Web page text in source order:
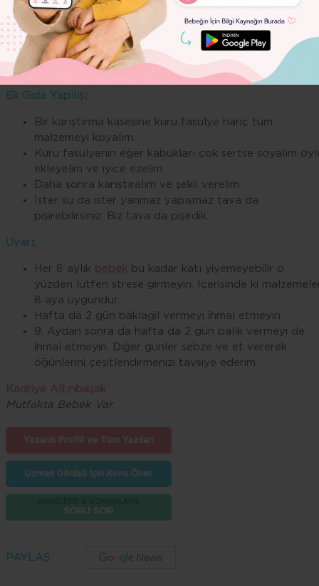
1 avuç kıyma
2 dal maydanoz.
1 çimdik kimyon
1-2 dilim tam buğday ekmeği içi
1 küçük soğan
Ek Gıda Yapılışı;
Bir karıştırma kasesine kuru fasulye hariç tüm
malzemeyi koyalım.
Kuru fasulyenin eğer kabukları çok sertse soyalım
ekleyelim ve iyice ezelim.
Daha sonra karıştıralım ve şekil verelim.
İster su da ister yanmaz yapışmaz tava da
pişirebilirsiniz. Biz tava da pişirdik.
Uyarı;
Her 8 aylık
bu kadar katı yiyemeyebilir o
yüzden lütfen strese girmeyin. İçerisinde ki
8 aya uygundur.
Hafta da 2 gün baklagil vermeyi ihmal etmeyin.
9. Aydan sonra da hafta da 2 gün balık vermeyi de
ihmal etmeyin. Diğer günler sebze ve et vererek
öğünlerini çeşitlendirmenizi tavsiye ederim.
Mutfakta Bebek Var
Uzman Görüşü İçin Konu Öner
SORU SOR
PAYLAŞ